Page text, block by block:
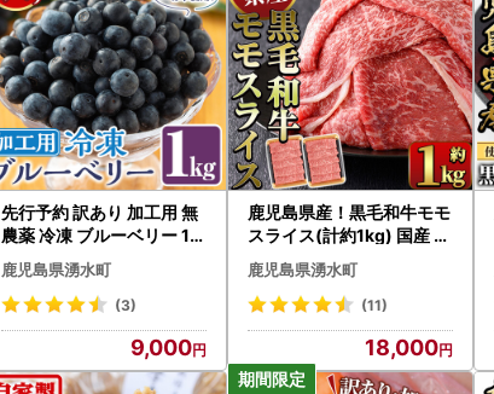
先行予約 訳あり 加工用 無
農薬 冷凍 ブルーベリー 1k
g 果物 フルーツ ベリー【
体験型観光農園さつまドリ
ームファーム】_y528
鹿児島県湧水町
(3)
9,000
鹿児島県産！黒毛和牛モモ
スライス(計約1kg) 国産 モ
モスライス 牛肉 もも肉 パ
ック すき焼き用 【ナンチ
ク】_y321
鹿児島県湧水町
(11)
18,000